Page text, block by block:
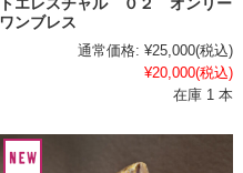
トエレスチャル ０２ オンリー
ワンブレス
通常価格: ¥25,000(税込)
¥20,000(税込)
在庫 1 本